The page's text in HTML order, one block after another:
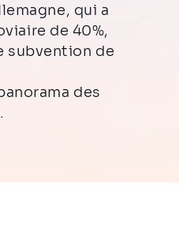
qui a
de 40%,
subvention de
des